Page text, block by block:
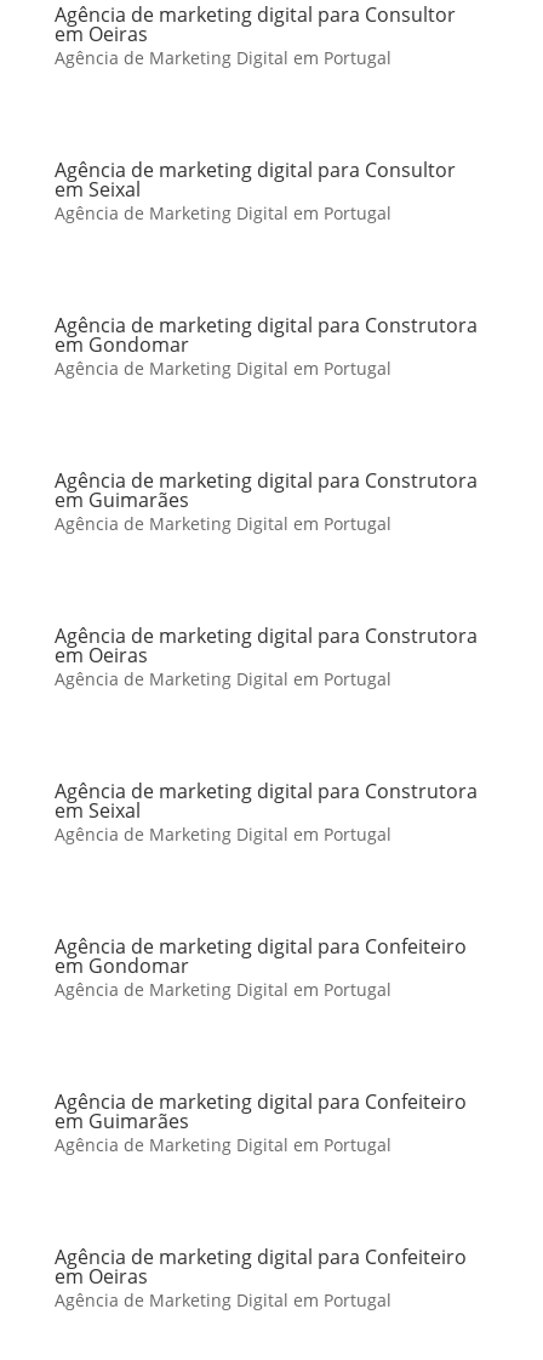
Agência de marketing digital para Consultor
em Oeiras
Agência de Marketing Digital em Portugal
Agência de marketing digital para Consultor
em Seixal
Agência de Marketing Digital em Portugal
Agência de marketing digital para Construtora
em Gondomar
Agência de Marketing Digital em Portugal
Agência de marketing digital para Construtora
em Guimarães
Agência de Marketing Digital em Portugal
Agência de marketing digital para Construtora
em Oeiras
Agência de Marketing Digital em Portugal
Agência de marketing digital para Construtora
em Seixal
Agência de Marketing Digital em Portugal
Agência de marketing digital para Confeiteiro
em Gondomar
Agência de Marketing Digital em Portugal
Agência de marketing digital para Confeiteiro
em Guimarães
Agência de Marketing Digital em Portugal
Agência de marketing digital para Confeiteiro
em Oeiras
Agência de Marketing Digital em Portugal